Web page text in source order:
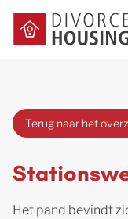
Terug naar het
Het pand bevindt